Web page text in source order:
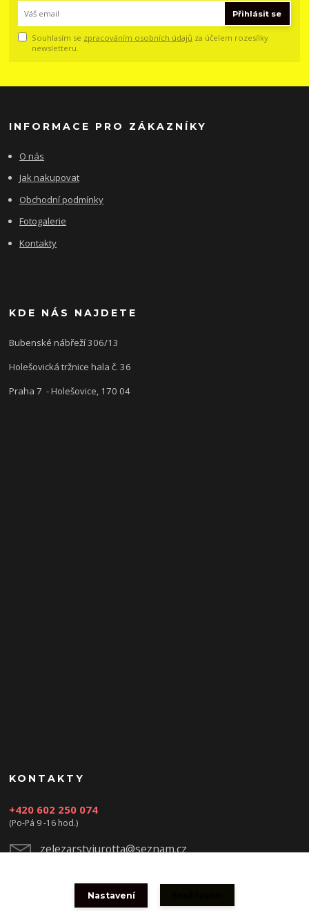
Přihlásit se
Souhlasím se zpracováním osobních údajů za účelem rozesílky
newsletteru.
INFORMACE PRO ZÁKAZNÍKY
O nás
Jak nakupovat
Obchodní podmínky
Fotogalerie
Kontakty
KDE NÁS NAJDETE
Bubenské nábřeží 306/13
Holešovická tržnice hala č. 36
Praha 7 - Holešovice, 170 04
KONTAKTY
+420 602 250 074
(Po-Pá 9 -16 hod.)
zelezarstviurotta@seznam.cz
Nastavení